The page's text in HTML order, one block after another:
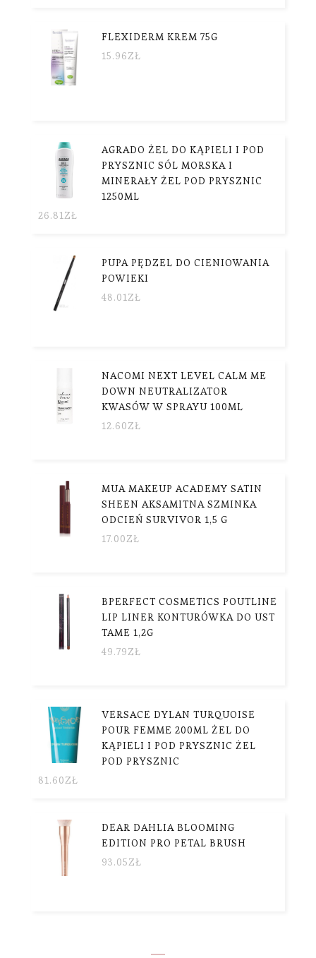
FLEXIDERM KREM 75G
15.96ZŁ
AGRADO ŻEL DO KĄPIELI I POD
PRYSZNIC SÓL MORSKA I
MINERAŁY ŻEL POD PRYSZNIC
1250ML
26.81ZŁ
PUPA PĘDZEL DO CIENIOWANIA
POWIEKI
48.01ZŁ
NACOMI NEXT LEVEL CALM ME
DOWN NEUTRALIZATOR
KWASÓW W SPRAYU 100ML
12.60ZŁ
MUA MAKEUP ACADEMY SATIN
SHEEN AKSAMITNA SZMINKA
ODCIEŃ SURVIVOR 1,5 G
17.00ZŁ
BPERFECT COSMETICS POUTLINE
LIP LINER KONTURÓWKA DO UST
TAME 1,2G
49.79ZŁ
VERSACE DYLAN TURQUOISE
POUR FEMME 200ML ŻEL DO
KĄPIELI I POD PRYSZNIC ŻEL
POD PRYSZNIC
81.60ZŁ
DEAR DAHLIA BLOOMING
EDITION PRO PETAL BRUSH
93.05ZŁ